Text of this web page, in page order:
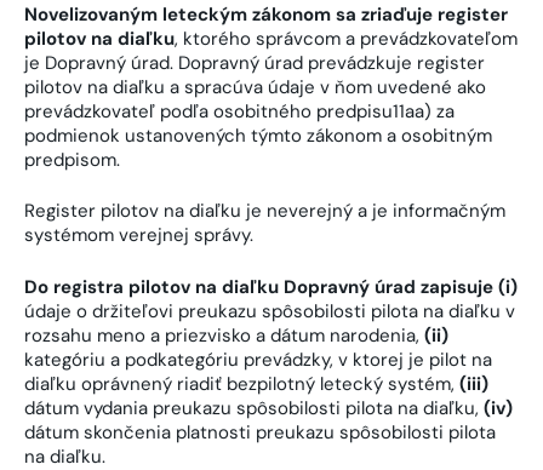
Novelizovaným leteckým zákonom sa zriaďuje register
pilotov na diaľku, ktorého správcom a prevádzkovateľom
je Dopravný úrad. Dopravný úrad prevádzkuje register
pilotov na diaľku a spracúva údaje v ňom uvedené ako
prevádzkovateľ podľa osobitného predpisu11aa) za
podmienok ustanovených týmto zákonom a osobitným
predpisom.
Register pilotov na diaľku je neverejný a je informačným
systémom verejnej správy.
Do registra pilotov na diaľku Dopravný úrad zapisuje (i)
údaje o držiteľovi preukazu spôsobilosti pilota na diaľku v
rozsahu meno a priezvisko a dátum narodenia, (ii)
kategóriu a podkategóriu prevádzky, v ktorej je pilot na
diaľku oprávnený riadiť bezpilotný letecký systém, (iii)
dátum vydania preukazu spôsobilosti pilota na diaľku, (iv)
dátum skončenia platnosti preukazu spôsobilosti pilota
na diaľku.